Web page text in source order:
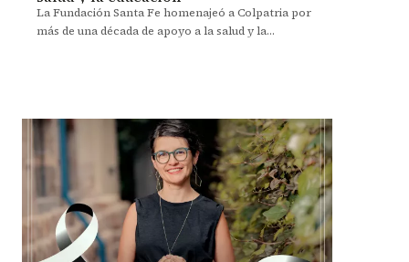
La Fundación Santa Fe homenajeó a Colpatria por
más de una década de apoyo a la salud y la